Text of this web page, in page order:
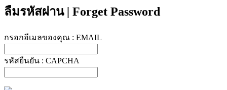
ลืมรหัสผ่าน | Forget Password
กรอกอีเมลของคุณ : EMAIL
รหัสยืนยัน : CAPCHA